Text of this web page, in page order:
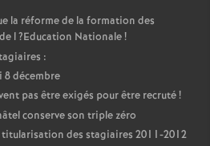
la réforme de la formation des
l?Education Nationale!
:
8 décembre
pas être exigés pour être recruté!
conserve son triple zéro
des stagiaires 2011-2012